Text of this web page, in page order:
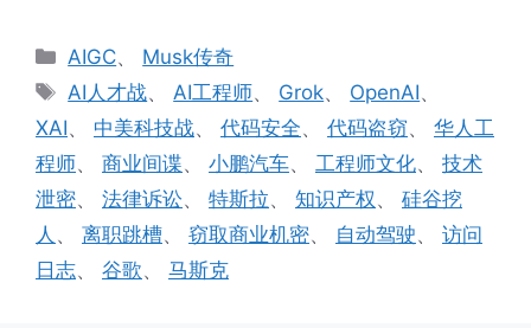
分
类
AIGC、 Musk传奇
标
AI人才战、AI工程师、 Grok、 OpenAI、
XAI、 中美科技战、 代码安全、 代码盗窃、 华人工
程师、 商业间谍、 小鹏汽车、 工程师文化、 技术
泄密、 法律诉讼、 特斯拉、 知识产权 、 硅谷挖
人 、 离职跳槽、 窃取商业机密、 自动驾驶、 访问
日志、 谷歌、 马斯克